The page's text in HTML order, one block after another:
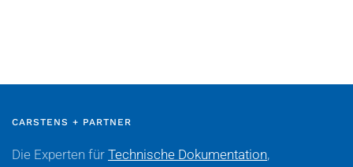
CARSTENS + PARTNER
Die Experten für Technische Dokumentation,